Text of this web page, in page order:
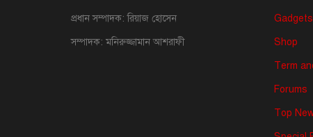
প্রধান সম্পাদক: রিয়াজ হোসেন
সম্পাদক: মনিরুজ্জামান আশরাফী
Gadgets
Shop
Term
Forums
Top